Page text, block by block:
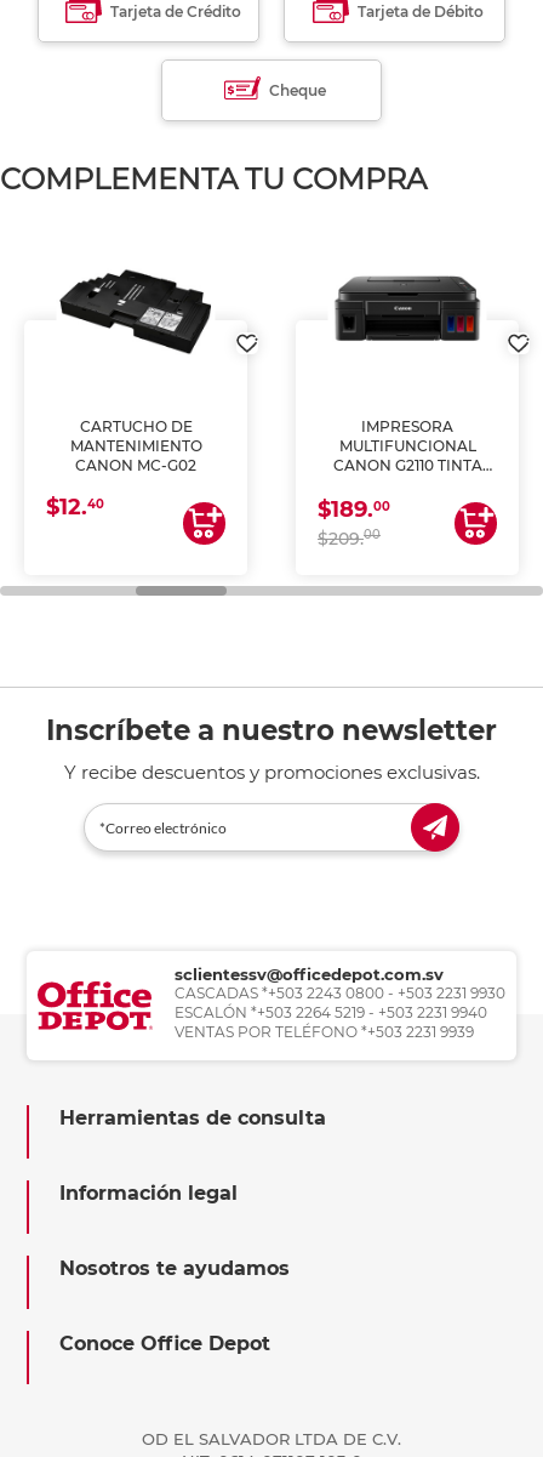
Tarjeta de Crédito Tarjeta de Débito
Cheque
COMPLEMENTA TU COMPRA
CARTUCHO DE
MANTENIMIENTO
CANON MC-G02
$12.40
IMPRESORA
MULTIFUNCIONAL
CANON G2110 TINTA
$189.00
$209.00
Inscríbete a nuestro newsletter
Y recibe descuentos y promociones exclusivas.
sclientessv@officedepot.com.sv
CASCADAS *+503 2243 0800 - +503 2231 9930
ESCALÓN *+503 2264 5219 - +503 2231 9940
VENTAS POR TELÉFONO *+503 2231 9939
Herramientas de consulta
Información legal
Nosotros te ayudamos
Conoce Office Depot
OD EL SALVADOR LTDA DE C.V.